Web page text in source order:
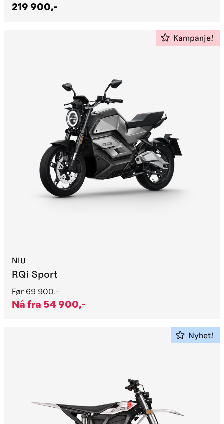
219 900,-
Kampanje!
NIU
RQi Sport
Før 69 900,-
Nå fra 54 900,-
Nyhet!